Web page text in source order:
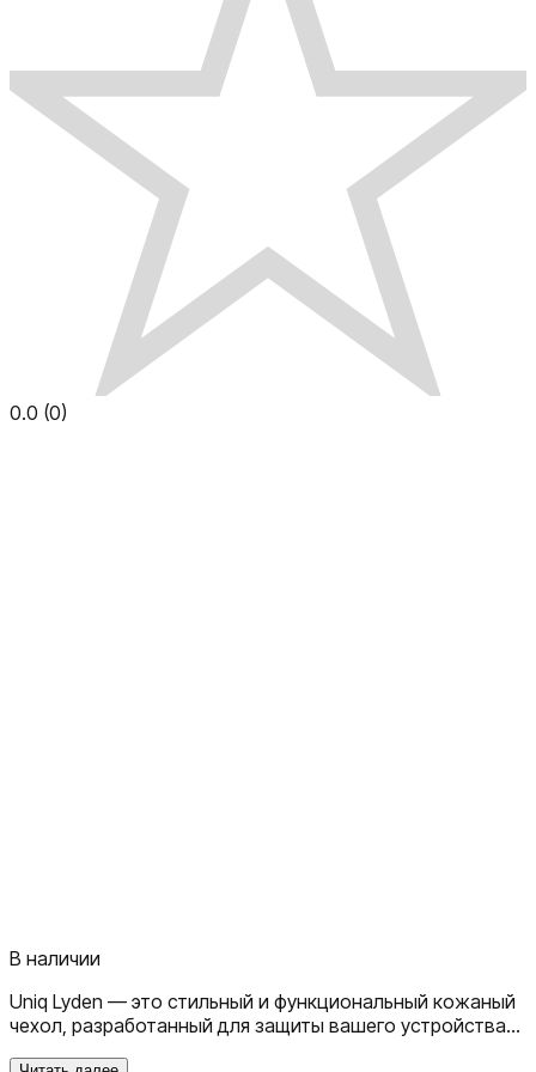
0.0 (0)
В наличии
Uniq Lyden — это стильный и функциональный кожаный
чехол, разработанный для защиты вашего устройства